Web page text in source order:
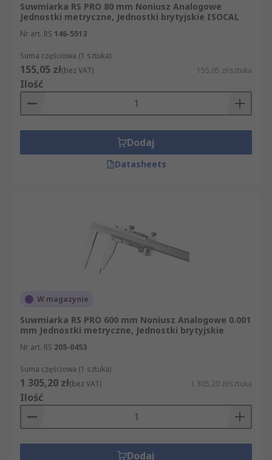
Suwmiarka RS PRO 80 mm Noniusz Analogowe
Jednostki metryczne, Jednostki brytyjskie ISOCAL
Nr art. RS 146-5513
Suma częściowa (1 sztuka)
155,05 zł(bez VAT) 155,05 zł/sztuka
Ilość
Dodaj
Datasheets
W magazynie
Suwmiarka RS PRO 600 mm Noniusz Analogowe 0.001
mm Jednostki metryczne, Jednostki brytyjskie
Nr art. RS 205-0453
Suma częściowa (1 sztuka)
1 305,20 zł(bez VAT) 1 305,20 zł/sztuka
Ilość
Dodaj